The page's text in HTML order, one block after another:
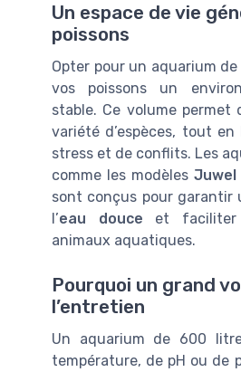
Un espace de vie
poissons
Opter pour un aquarium
vos poissons un
stable. Ce volume permet
variété d’espèces, tout
stress et de conflits. Les
comme les modèlesJuwel
sont conçus pour garantir
l’eau douce et faciliter
animaux aquatiques.
Pourquoi un grand
l’entretien
Un aquarium de 600
température, de pH ou de